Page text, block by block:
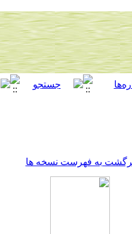
به فهرست نسخه ها